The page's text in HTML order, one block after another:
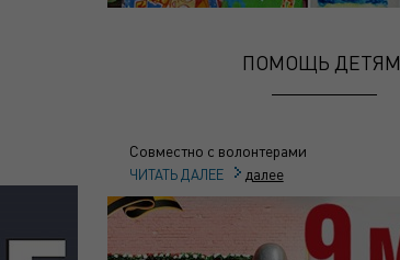
ПОМОЩЬ ДЕТЯМ.
Совместно с волонтерами
ЧИТАТЬ ДАЛЕЕ далее